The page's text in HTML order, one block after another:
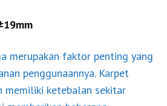
merupakan faktor penting yang
penggunaannya. Karpet
memiliki ketebalan sekitar